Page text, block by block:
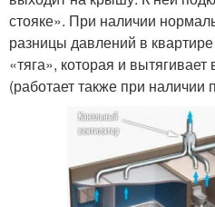
стояке». При наличии
разницы давлений в
«тяга», которая и
(работает также при наличии